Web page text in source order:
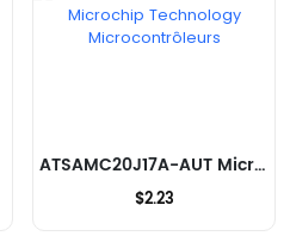
ATSAMC20J17A-AUT Microchip Technology Microcontrôleurs
$2.23